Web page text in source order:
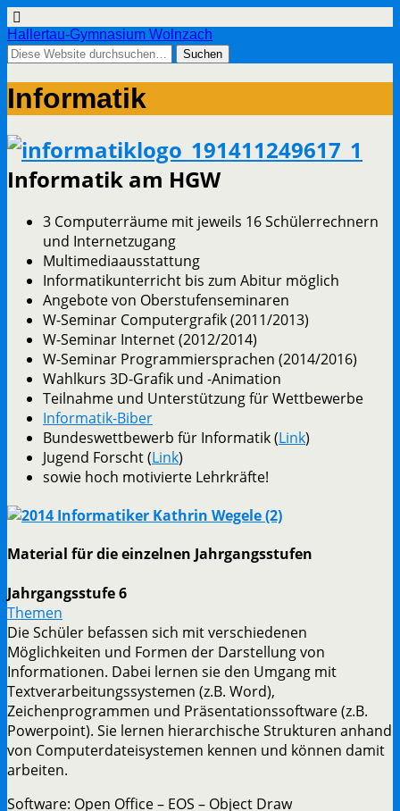
Hallertau-Gymnasium Wolnzach
Informatik
Informatik am HGW
3 Computerräume mit jeweils 16 Schülerrechnern
und Internetzugang
Multimediaausstattung
Informatikunterricht bis zum Abitur möglich
Angebote von Oberstufenseminaren
W-Seminar Computergrafik (2011/2013)
W-Seminar Internet (2012/2014)
W-Seminar Programmiersprachen (2014/2016)
Wahlkurs 3D-Grafik und -Animation
Teilnahme und Unterstützung für Wettbewerbe
Informatik-Biber
Bundeswettbewerb für Informatik (Link)
Jugend Forscht (Link)
sowie hoch motivierte Lehrkräfte!
Material für die einzelnen Jahrgangsstufen
Jahrgangsstufe 6
Themen
Die Schüler befassen sich mit verschiedenen
Möglichkeiten und Formen der Darstellung von
Informationen. Dabei lernen sie den Umgang mit
Textverarbeitungssystemen (z.B. Word),
Zeichenprogrammen und Präsentationssoftware (z.B.
Powerpoint). Sie lernen hierarchische Strukturen anhand
von Computerdateisystemen kennen und können damit
arbeiten.
Software: Open Office – EOS – Object Draw